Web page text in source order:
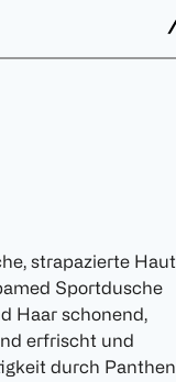
strapazierte Haut
Sportdusche
Haar schonend,
erfrischt und
durch